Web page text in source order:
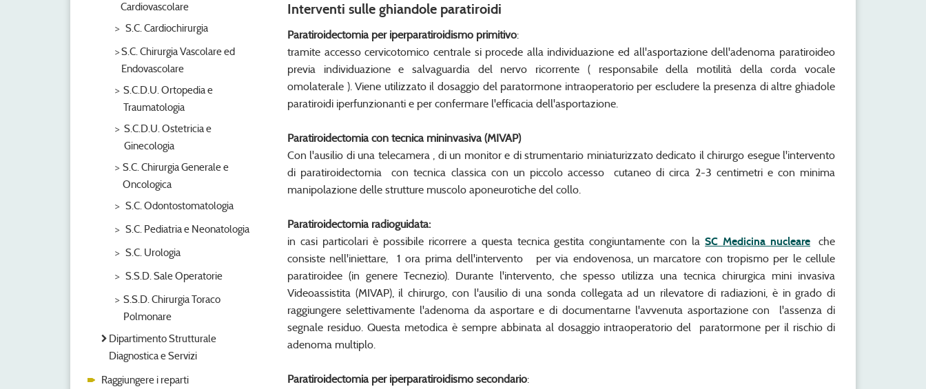
Cardiovascolare
S.C. Cardiochirurgia
S.C. Chirurgia Vascolare ed
Endovascolare
S.C.D.U. Ortopedia e
Traumatologia
S.C.D.U. Ostetricia e
Ginecologia
S.C. Chirurgia Generale e
Oncologica
S.C. Odontostomatologia
S.C. Pediatria e Neonatologia
S.C. Urologia
S.S.D. Sale Operatorie
S.S.D. Chirurgia Toraco
Polmonare
Dipartimento Strutturale
Diagnostica e Servizi
Raggiungere i reparti
Interventi sulle ghiandole paratiroidi
Paratiroidectomia per iperparatiroidismo primitivo:
tramite accesso cervicotomico centrale si procede alla individuazione ed all'asportazione dell'adenoma paratiroideo
previa individuazione e salvaguardia del nervo ricorrente ( responsabile della motilità della corda vocale
omolaterale ). Viene utilizzato il dosaggio del paratormone intraoperatorio per escludere la presenza di altre ghiadole
paratiroidi iperfunzionanti e per confermare l'efficacia dell'asportazione.
Paratiroidectomia con tecnica mininvasiva (MIVAP)
Con l'ausilio di una telecamera , di un monitor e di strumentario miniaturizzato dedicato il chirurgo esegue l'intervento
di paratiroidectomia con tecnica classica con un piccolo accesso cutaneo di circa 2-3 centimetri e con minima
manipolazione delle strutture muscolo aponeurotiche del collo.
Paratiroidectomia radioguidata:
in casi particolari è possibile ricorrere a questa tecnica gestita congiuntamente con laSC Medicina nucleare
che
consiste nell'iniettare, 1 ora prima dell'intervento per via endovenosa, un marcatore con tropismo per le cellule
paratiroidee (in genere Tecnezio). Durante l'intervento, che spesso utilizza una tecnica chirurgica mini invasiva
Videoassistita (MIVAP), il chirurgo, con l'ausilio di una sonda collegata ad un rilevatore di radiazioni, è in grado di
raggiungere selettivamente l'adenoma da asportare e di documentarne l'avvenuta asportazione con l'assenza di
segnale residuo. Questa metodica è sempre abbinata al dosaggio intraoperatorio del paratormone per il rischio di
adenoma multiplo.
Paratiroidectomia per iperparatiroidismo secondario: